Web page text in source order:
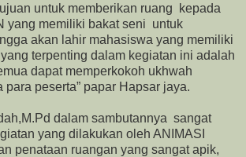
untuk memberikan ruang kepada
yang memiliki bakat seni untuk
akan lahir mahasiswa yang memiliki
terpenting dalam kegiatan ini adalah
dapat memperkokoh ukhwah
para peserta” papar Hapsar jaya.
dalam sambutannya sangat
yang dilakukan oleh ANIMASI
penataan ruangan yang sangat apik,